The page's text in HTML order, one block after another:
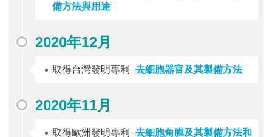
備方法與用途
2020年12月
取得台灣發明專利–去細胞器官及其製備方法
2020年11月
取得歐洲發明專利–去細胞角膜及其製備方法和